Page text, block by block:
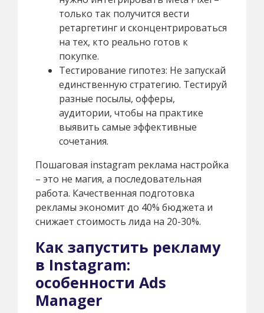
только так получится вести
ретаргетинг и сконцентрироваться
на тех, кто реально готов к
покупке.
Тестирование гипотез: Не запускай
единственную стратегию. Тестируй
разные посылы, офферы,
аудитории, чтобы на практике
выявить самые эффективные
сочетания.
Пошаговая instagram реклама настройка
– это не магия, а последовательная
работа. Качественная подготовка
рекламы экономит до 40% бюджета и
снижает стоимость лида на 20-30%.
Как запустить рекламу
в Instagram:
особенности Ads
Manager